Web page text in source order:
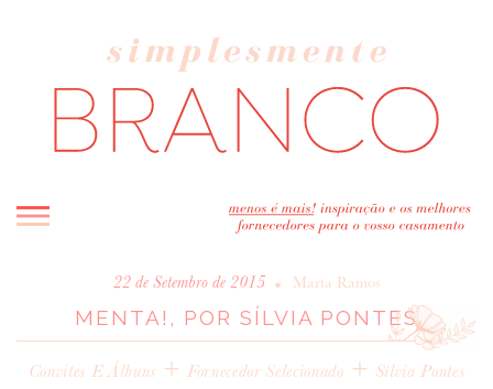
INICIO
BLOG
22 de Setembro de 2015 • Marta Ramos
MENTA!, POR SÍLVIA PONTES
Convites E Álbuns + Fornecedor Selecionado + Sílvia Pontes